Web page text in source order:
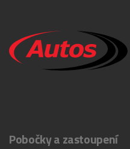
Pobočky a zastoupení